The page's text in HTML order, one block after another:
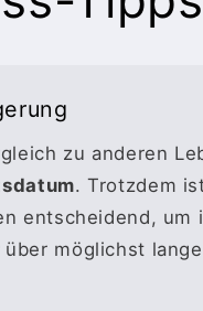
zu anderen
. Trotzdem
entscheidend, um
über möglichst